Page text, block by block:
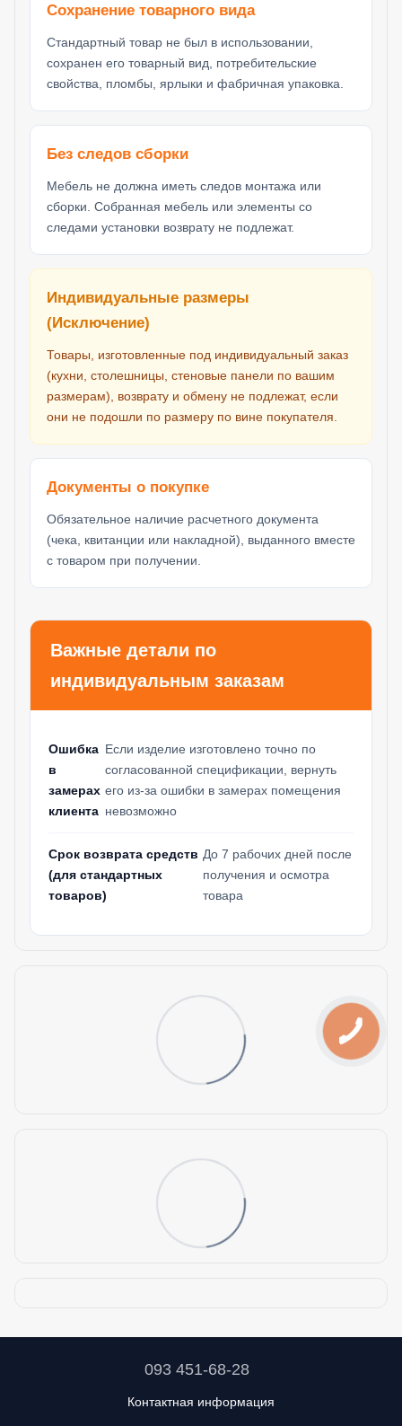
Сохранение товарного вида
Стандартный товар не был в использовании,
сохранен его товарный вид, потребительские
свойства, пломбы, ярлыки и фабричная упаковка.
Без следов сборки
Мебель не должна иметь следов монтажа или
сборки. Собранная мебель или элементы со
следами установки возврату не подлежат.
Индивидуальные размеры
(Исключение)
Товары, изготовленные под индивидуальный заказ
(кухни, столешницы, стеновые панели по вашим
размерам), возврату и обмену не подлежат, если
они не подошли по размеру по вине покупателя.
Документы о покупке
Обязательное наличие расчетного документа
(чека, квитанции или накладной), выданного вместе
с товаром при получении.
Важные детали по
индивидуальным заказам
Ошибка
в
замерах
клиента
Если изделие изготовлено точно по
согласованной спецификации, вернуть
его из-за ошибки в замерах помещения
невозможно
Срок возврата средств
(для стандартных
товаров)
До 7 рабочих дней после
получения и осмотра
товара
093 451-68-28
Контактная информация